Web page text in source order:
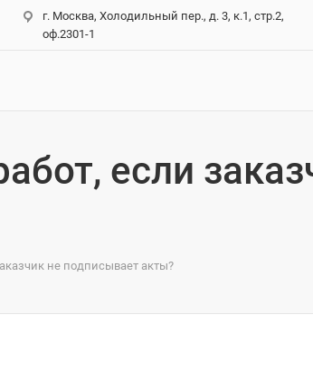
г. Москва, Холодильный пер., д. 3, к.1, стр.2,
оф.2301-1
если
не подписывает акты?